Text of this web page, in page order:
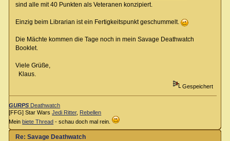
sind alle mit 40 Punkten als Veteranen konzipiert.
Einzig beim Librarian ist ein Fertigkeitspunkt geschummelt.
Die Mächte kommen die Tage noch in mein Savage Deathwatch
Booklet.
Viele Grüße,
Klaus.
Gespeichert
GURPS Deathwatch
[FFG] Star WarsJedi Ritter, Rebellen
Meinbiete Thread - schau doch mal rein.
Re: Savage Deathwatch